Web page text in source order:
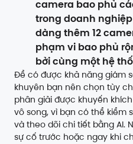
camera bao phủ
trong doanh
dàng thêm 12
phạm vi bao phủ
bởi cùng một hệ
Để có được khả năng giám
khuyên bạn nên chọn tùy
phân giải được khuyến
vô song, vì bạn có thể kiểm
và theo dõi chi tiết bằng AI.
sự cố trước hoặc ngay khi